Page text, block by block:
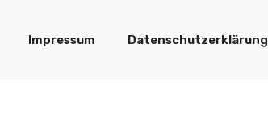
Impressum Datenschutzerklärung